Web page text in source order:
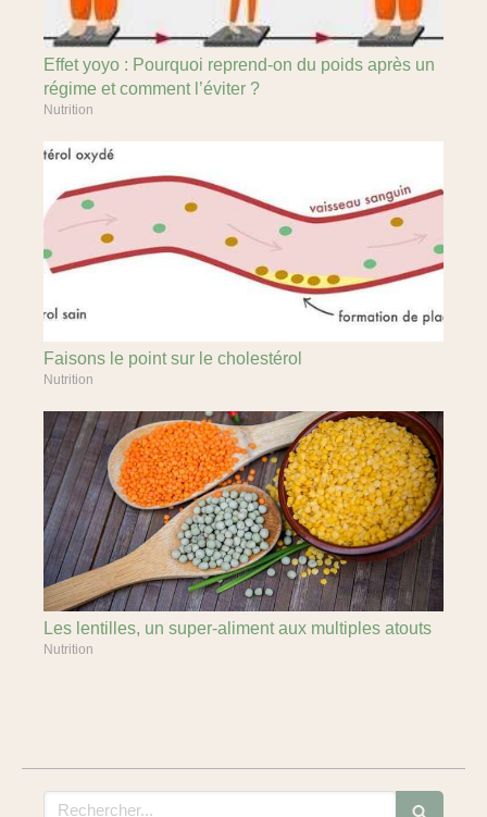
Effet yoyo : Pourquoi reprend-on du poids après un
régime et comment l’éviter ?
Nutrition
Faisons le point sur le cholestérol
Nutrition
Les lentilles, un super-aliment aux multiples atouts
Nutrition
Rechercher